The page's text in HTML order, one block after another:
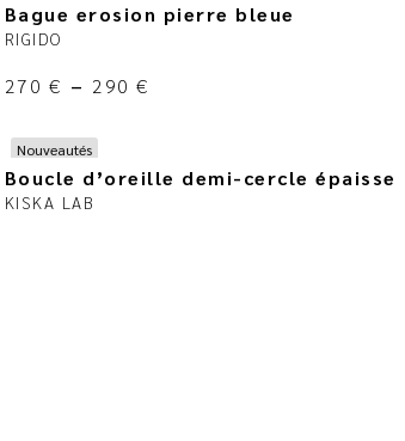
Bague erosion pierre bleue
RIGIDO
270 € – 290€
Nouveautés
Boucle d’oreille demi-cercle épaisse
KISKA LAB